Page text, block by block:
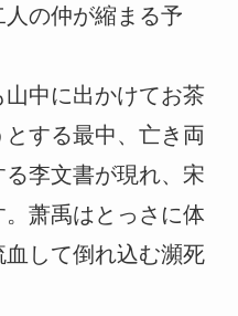
の仲が縮まる予
中に出かけてお茶
する最中、亡き両
李文書が現れ、宋
萧禹はとっさに体
して倒れ込む瀕死